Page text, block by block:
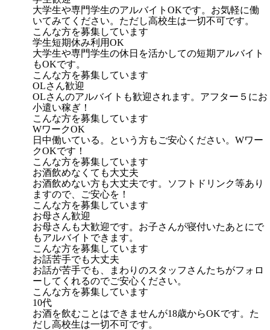
大学生や専門学生のアルバイトOKです。お気軽に働
いてみてください。ただし高校生は一切不可です。
こんな方を募集しています
学生短期休み利用OK
大学生や専門学生の休日を活かしての短期アルバイト
もOKです。
こんな方を募集しています
OLさん歓迎
OLさんのアルバイトも歓迎されます。アフター５にお
小遣い稼ぎ！
こんな方を募集しています
WワークOK
日中働いている。という方もご安心ください。Wワー
クOKです！
こんな方を募集しています
お酒飲めなくても大丈夫
お酒飲めない方も大丈夫です。ソフトドリンク等あり
ますので、ご安心を！
こんな方を募集しています
お母さん歓迎
お母さんも大歓迎です。お子さんが寝付いたあとにで
もアルバイトできます。
こんな方を募集しています
お話苦手でも大丈夫
お話が苦手でも、まわりのスタッフさんたちがフォロ
ーしてくれるのでご安心ください。
こんな方を募集しています
10代
お酒を飲むことはできませんが18歳からOKです。た
だし高校生は一切不可です。